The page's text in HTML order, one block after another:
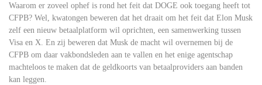
Waarom er zoveel ophef is rond het feit dat DOGE ook toegang heeft tot
CFPB? Wel, kwatongen beweren dat het draait om het feit dat Elon Musk
zelf een nieuw betaalplatform wil oprichten, een samenwerking tussen
Visa en X. En zij beweren dat Musk de macht wil overnemen bij de
CFPB om daar vakbondsleden aan te vallen en het enige agentschap
machteloos te maken dat de geldkoorts van betaalproviders aan banden
kan leggen.